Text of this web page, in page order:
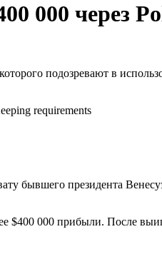
000 через
подозревают в
requirements
бывшего президента
$400 000 прибыли. После